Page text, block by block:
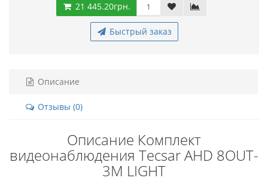
21 445.20грн.
Быстрый заказ
Описание
Отзывы (0)
Описание Комплект
видеонаблюдения Tecsar AHD 8OUT-
3M LIGHT